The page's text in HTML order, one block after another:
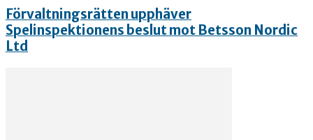
Förvaltningsrätten upphäver
Spelinspektionens beslut mot Betsson Nordic
Ltd